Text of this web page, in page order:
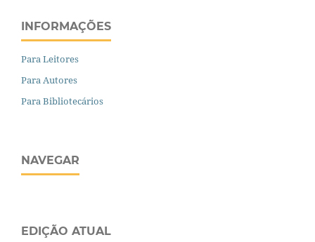
INFORMAÇÕES
Para Leitores
Para Autores
Para Bibliotecários
NAVEGAR
EDIÇÃO ATUAL